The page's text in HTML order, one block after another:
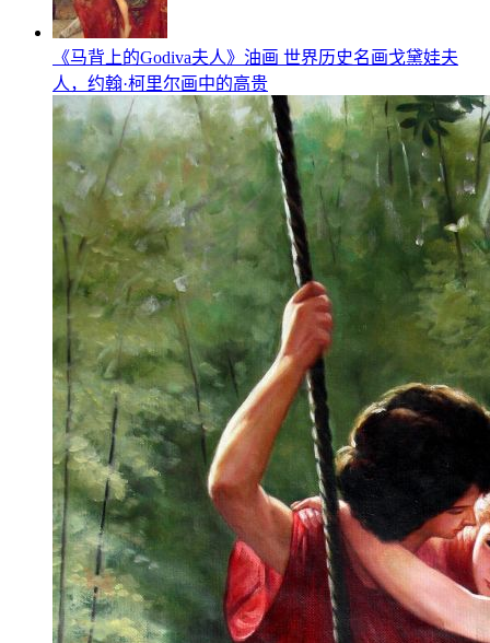
《马背上的Godiva夫人》油画 世界历史名画戈黛娃夫
人，约翰·柯里尔画中的高贵